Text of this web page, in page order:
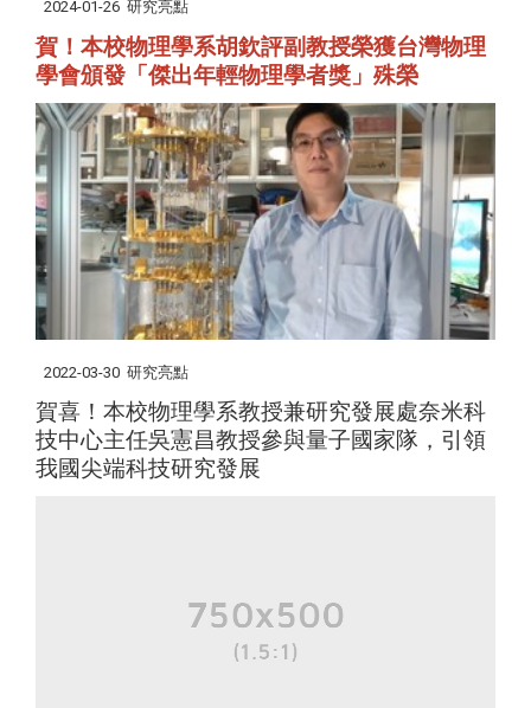
2024-01-26 研究亮點
賀！本校物理學系胡欽評副教授榮獲台灣物理
學會頒發「傑出年輕物理學者獎」殊榮
2022-03-30 研究亮點
賀喜！本校物理學系教授兼研究發展處奈米科
技中心主任吳憲昌教授參與量子國家隊，引領
我國尖端科技研究發展